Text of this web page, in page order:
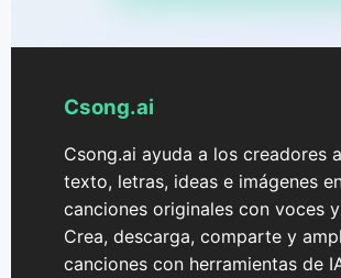
Csong.ai
Csong.ai ayuda a los creadores
texto, letras, ideas e imágenes
canciones originales con voces
Crea, descarga, comparte y
canciones con herramientas de